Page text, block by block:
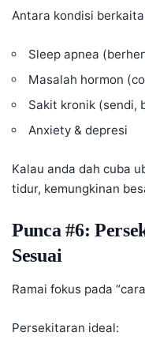
Antara kondisi
Sleep apnea
Masalah hormon
Sakit kronik (sendi,
Anxiety & depresi
Kalau anda dah cuba
tidur, kemungkinan
Punca #6:
Sesuai
Ramai fokus pada
Persekitaran ideal: